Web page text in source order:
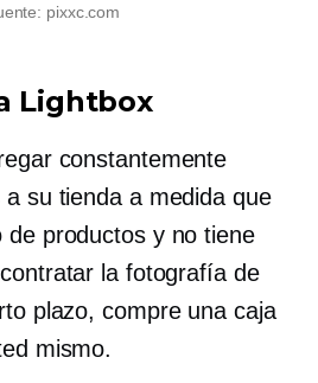
pixxc.com
Lightbox
constantemente
su tienda a medida que
productos y no tiene
la fotografía de
plazo, compre una caja
mismo.